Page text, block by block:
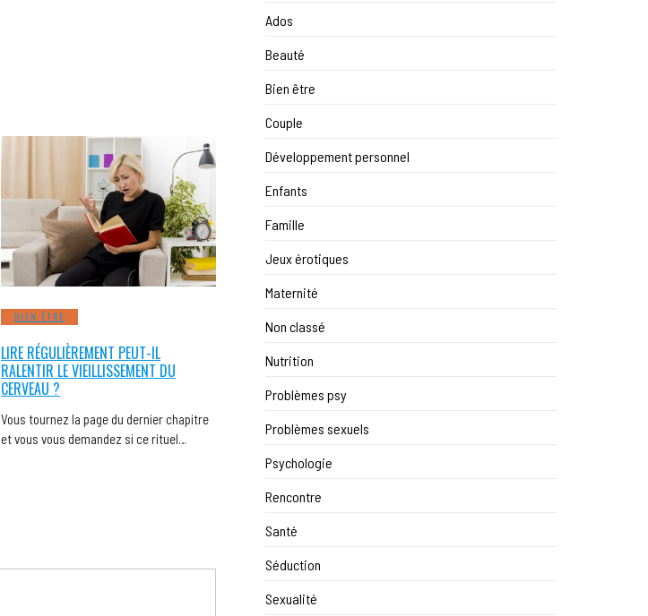
BIEN ÊTRE
LIRE RÉGULIÈREMENT PEUT-IL
RALENTIR LE VIEILLISSEMENT DU
CERVEAU ?
Vous tournez la page du dernier chapitre
et vous vous demandez si ce rituel…
Ados
Beauté
Bien être
Couple
Développement personnel
Enfants
Famille
Jeux érotiques
Maternité
Non classé
Nutrition
Problèmes psy
Problèmes sexuels
Psychologie
Rencontre
Santé
Séduction
Sexualité